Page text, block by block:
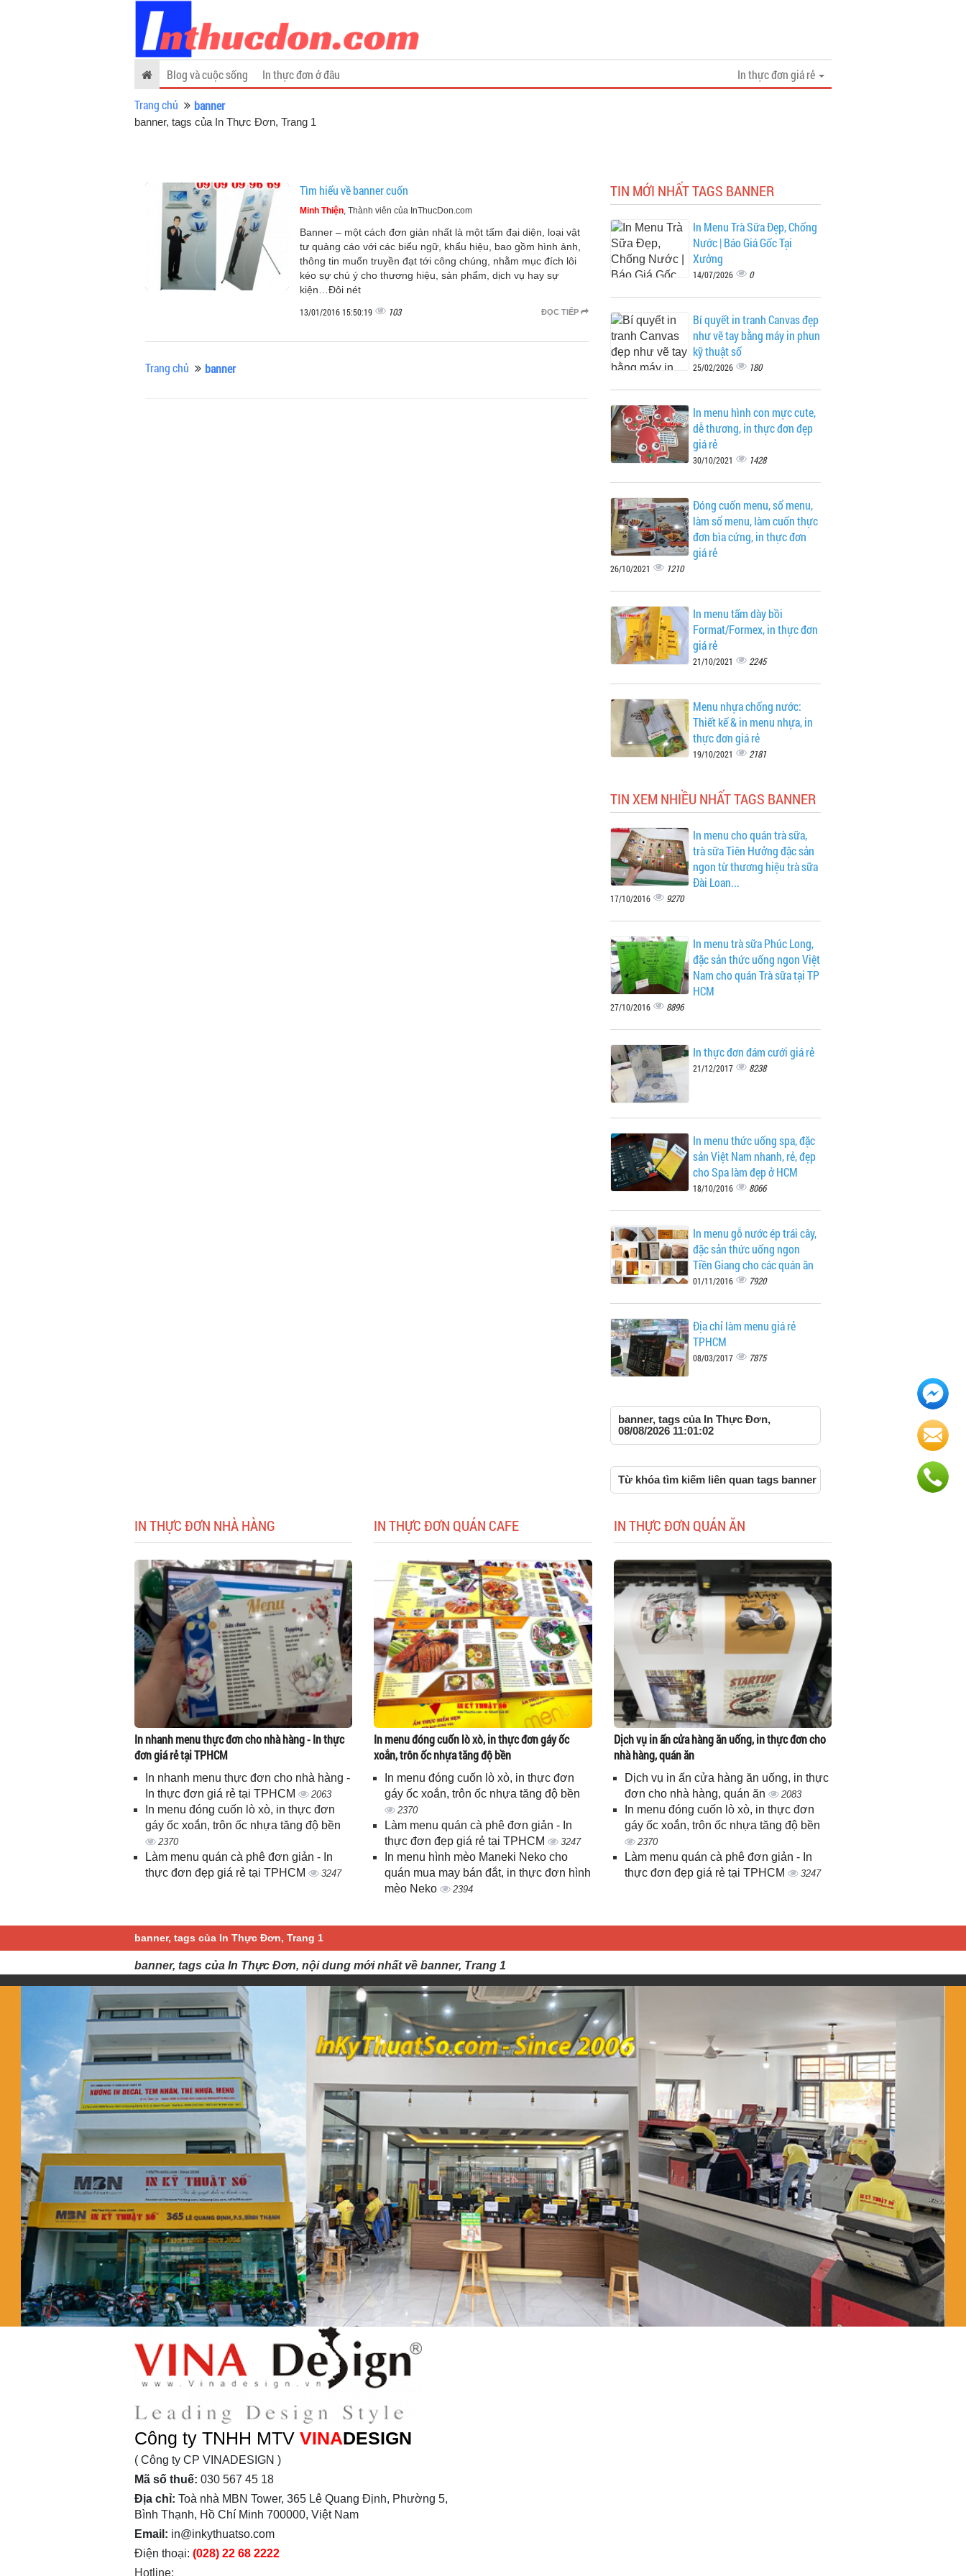
In thực đơn giá rẻ
Blog và cuộc sống
In thực đơn ở đâu
Trang chủ
banner
banner, tags của In Thực Đơn, Trang 1
Tìm hiểu về banner cuốn
Minh Thiện, Thành viên của InThucDon.com
Banner – một cách đơn giản nhất là một tấm đại diện, loại vật
tư quảng cáo với các biểu ngữ, khẩu hiệu, bao gồm hình ảnh,
thông tin muốn truyền đạt tới công chúng, nhằm mục đích lôi
kéo sự chú ý cho thương hiệu, sản phẩm, dịch vụ hay sự
kiện…Đôi nét
ĐỌC TIẾP
13/01/2016 15:50:19 103
Trang chủ banner
TIN MỚI NHẤT TAGS BANNER
In Menu Trà Sữa Đẹp, Chống
Nước | Báo Giá Gốc Tại
Xưởng
14/07/2026 0
Bí quyết in tranh Canvas đẹp
như vẽ tay bằng máy in phun
kỹ thuật số
25/02/2026 180
In menu hình con mực cute,
dễ thương, in thực đơn đẹp
giá rẻ
30/10/2021 1428
Đóng cuốn menu, sổ menu,
làm sổ menu, làm cuốn thực
đơn bìa cứng, in thực đơn
giá rẻ
26/10/2021 1210
In menu tấm dày bồi
Format/Formex, in thực đơn
giá rẻ
21/10/2021 2245
Menu nhựa chống nước:
Thiết kế & in menu nhựa, in
thực đơn giá rẻ
19/10/2021 2181
TIN XEM NHIỀU NHẤT TAGS BANNER
In menu cho quán trà sữa,
trà sữa Tiên Hưởng đặc sản
ngon từ thương hiệu trà sữa
Đài Loan...
17/10/2016 9270
In menu trà sữa Phúc Long,
đặc sản thức uống ngon Việt
Nam cho quán Trà sữa tại TP
HCM
27/10/2016 8896
In thực đơn đám cưới giá rẻ
21/12/2017 8238
In menu thức uống spa, đặc
sản Việt Nam nhanh, rẻ, đẹp
cho Spa làm đẹp ở HCM
18/10/2016 8066
In menu gỗ nước ép trái cây,
đặc sản thức uống ngon
Tiền Giang cho các quán ăn
01/11/2016 7920
Địa chỉ làm menu giá rẻ
TPHCM
08/03/2017 7875
banner, tags của In Thực Đơn,
08/08/2026 11:01:02
Từ khóa tìm kiếm liên quan tags banner
IN THỰC ĐƠN NHÀ HÀNG
In nhanh menu thực đơn cho nhà hàng - In thực
đơn giá rẻ tại TPHCM
In nhanh menu thực đơn cho nhà hàng -
In thực đơn giá rẻ tại TPHCM
2063
In menu đóng cuốn lò xò, in thực đơn
gáy ốc xoắn, trôn ốc nhựa tăng độ bền
2370
Làm menu quán cà phê đơn giản - In
thực đơn đẹp giá rẻ tại TPHCM
3247
IN THỰC ĐƠN QUÁN CAFE
In menu đóng cuốn lò xò, in thực đơn gáy ốc
xoắn, trôn ốc nhựa tăng độ bền
In menu đóng cuốn lò xò, in thực đơn
gáy ốc xoắn, trôn ốc nhựa tăng độ bền
2370
Làm menu quán cà phê đơn giản - In
thực đơn đẹp giá rẻ tại TPHCM
3247
In menu hình mèo Maneki Neko cho
quán mua may bán đắt, in thực đơn hình
mèo Neko
2394
IN THỰC ĐƠN QUÁN ĂN
Dịch vụ in ấn cửa hàng ăn uống, in thực đơn cho
nhà hàng, quán ăn
Dịch vụ in ấn cửa hàng ăn uống, in thực
đơn cho nhà hàng, quán ăn
2083
In menu đóng cuốn lò xò, in thực đơn
gáy ốc xoắn, trôn ốc nhựa tăng độ bền
2370
Làm menu quán cà phê đơn giản - In
thực đơn đẹp giá rẻ tại TPHCM
3247
banner, tags của In Thực Đơn, Trang 1
banner, tags của In Thực Đơn, nội dung mới nhất về banner, Trang 1
Công ty TNHH MTV VINADESIGN
( Công ty CP VINADESIGN )
Mã số thuế: 030 567 45 18
Địa chỉ: Toà nhà MBN Tower, 365 Lê Quang Định, Phường 5,
Bình Thạnh, Hồ Chí Minh 700000, Việt Nam
Email: in@inkythuatso.com
Điện thoại: (028) 22 68 2222
Hotline: